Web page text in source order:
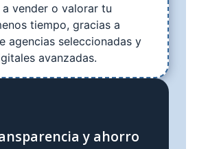
a vender o valorar tu
tiempo, gracias a
agencias seleccionadas y
avanzadas.
y ahorro